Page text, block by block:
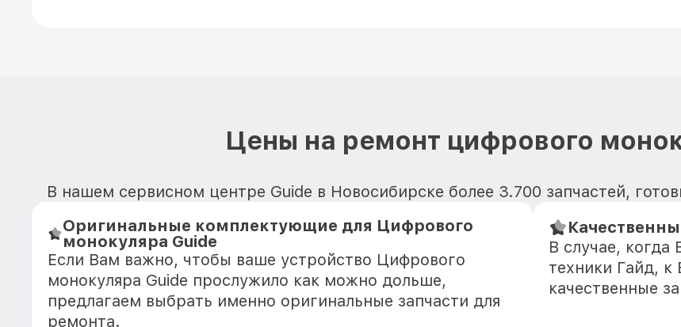
Цены на ремонт цифрового
В нашем сервисном центре Guide в Новосибирске более 3.700 запчастей,
Оригинальные комплектующие для Цифрового
монокуляра Guide
Если Вам важно, чтобы ваше устройство Цифрового
монокуляра Guide прослужило как можно дольше,
предлагаем выбрать именно оригинальные запчасти для
ремонта.
В случае,
техники Гайд,
качественные